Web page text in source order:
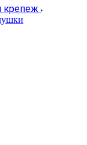
крепеж